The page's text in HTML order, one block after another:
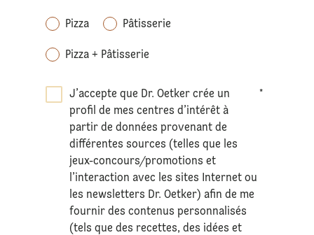
Pizza Pâtisserie
Pizza + Pâtisserie
J’accepte que Dr. Oetker crée un
profil de mes centres d’intérêt à
partir de données provenant de
différentes sources (telles que les
jeux-concours/promotions et
l’interaction avec les sites Internet ou
les newsletters Dr. Oetker) afin de me
fournir des contenus personnalisés
(tels que des recettes, des idées et
*